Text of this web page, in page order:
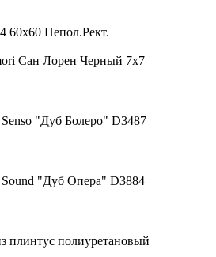
60x60 Непол.Рект.
Сан Лорен Черный 7х7
"Дуб Болеро" D3487
"Дуб Опера" D3884
плинтус полиуретановый